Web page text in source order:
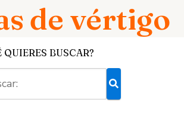
de vértigo
QUIERES BUSCAR?